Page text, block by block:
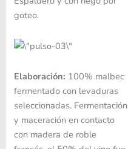
goteo.
Elaboración: 100% malbec
fermentado con levaduras
seleccionadas. Fermentación
y maceración en contacto
con madera de roble